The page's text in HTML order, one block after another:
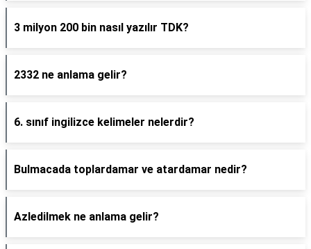
3 milyon 200 bin nasıl yazılır TDK?
2332 ne anlama gelir?
6. sınıf ingilizce kelimeler nelerdir?
Bulmacada toplardamar ve atardamar nedir?
Azledilmek ne anlama gelir?